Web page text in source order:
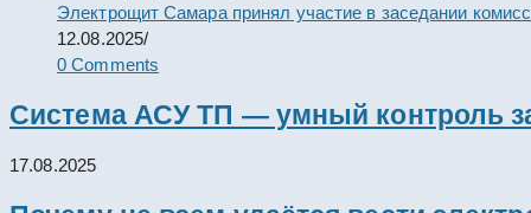
Электрощит Самара принял участие в заседании
12.08.2025/
0 Comments
Система АСУ ТП — умный контроль
17.08.2025